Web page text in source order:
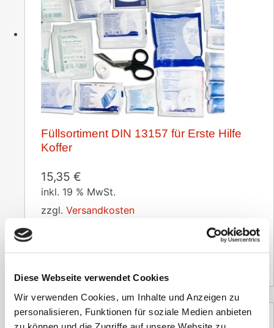
Diese Webseite verwendet Cookies
Wir verwenden Cookies, um Inhalte und Anzeigen zu
personalisieren, Funktionen für soziale Medien anbieten
Füllsortiment DIN 13157 für Erste Hilfe
Koffer
15,35 €
inkl. 19 % MwSt.
zzgl. Versandkosten